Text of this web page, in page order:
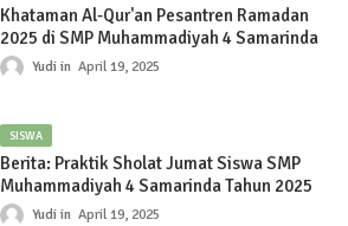
Khataman Al-Qur'an Pesantren Ramadan
2025 di SMP Muhammadiyah 4 Samarinda
Yudi April 19, 2025
SISWA
Berita: Praktik Sholat Jumat Siswa SMP
Muhammadiyah 4 Samarinda Tahun 2025
Yudi April 19, 2025